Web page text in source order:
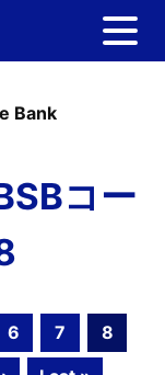
Bank
コー
6 7
8